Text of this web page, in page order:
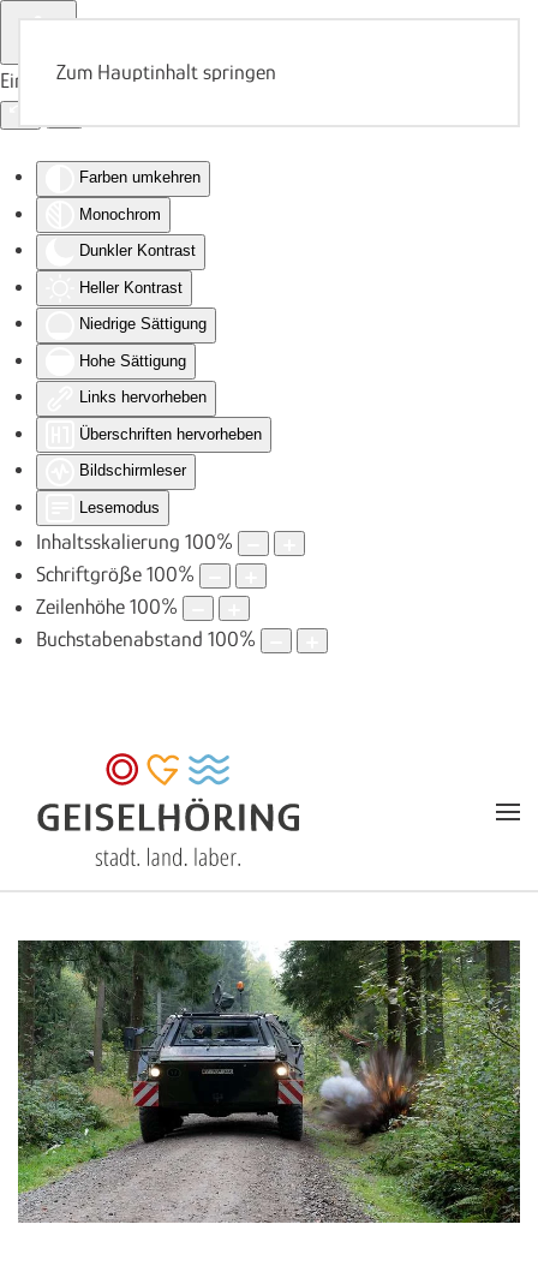
Eingabehilfen öffnen
Farben umkehren
Monochrom
Dunkler Kontrast
Heller Kontrast
Niedrige Sättigung
Hohe Sättigung
Links hervorheben
Überschriften hervorheben
Bildschirmleser
Lesemodus
Inhaltsskalierung 100%
Schriftgröße 100%
Zeilenhöhe 100%
Buchstabenabstand 100%
Zum Hauptinhalt springen